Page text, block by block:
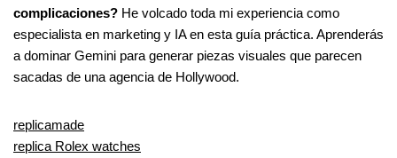
complicaciones? He volcado toda mi experiencia como
especialista en marketing y IA en esta guía práctica. Aprenderás
a dominar Gemini para generar piezas visuales que parecen
sacadas de una agencia de Hollywood.
replicamade
replica Rolex watches